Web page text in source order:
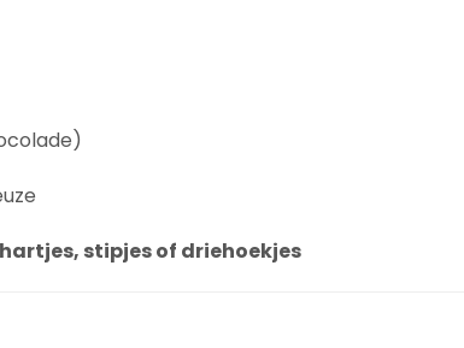
hartjes, stipjes of driehoekjes